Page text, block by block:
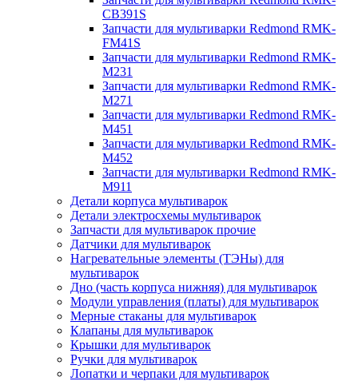
CB391S
Запчасти для мультиварки Redmond RMK-
FM41S
Запчасти для мультиварки Redmond RMK-
M231
Запчасти для мультиварки Redmond RMK-
M271
Запчасти для мультиварки Redmond RMK-
M451
Запчасти для мультиварки Redmond RMK-
M452
Запчасти для мультиварки Redmond RMK-
M911
Детали корпуса мультиварок
Детали электросхемы мультиварок
Запчасти для мультиварок прочие
Датчики для мультиварок
Нагревательные элементы (ТЭНы) для
мультиварок
Дно (часть корпуса нижняя) для мультиварок
Модули управления (платы) для мультиварок
Мерные стаканы для мультиварок
Клапаны для мультиварок
Крышки для мультиварок
Ручки для мультиварок
Лопатки и черпаки для мультиварок